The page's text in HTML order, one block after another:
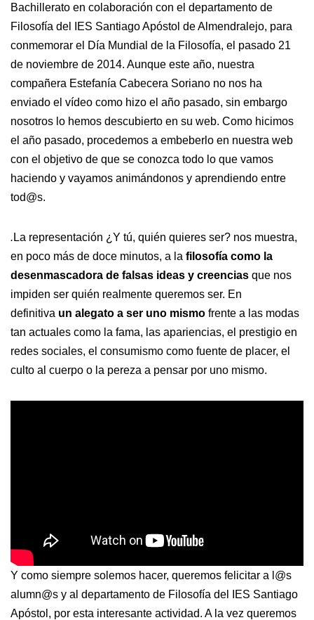
Bachillerato en colaboración con el departamento de
Filosofía del IES Santiago Apóstol de Almendralejo, para
conmemorar el Día Mundial de la Filosofía, el pasado 21
de noviembre de 2014. Aunque este año, nuestra
compañera Estefanía Cabecera Soriano no nos ha
enviado el vídeo como hizo el año pasado, sin embargo
nosotros lo hemos descubierto en su web. Como hicimos
el año pasado, procedemos a embeberlo en nuestra web
con el objetivo de que se conozca todo lo que vamos
haciendo y vayamos animándonos y aprendiendo entre
tod@s.
. La representación ¿Y tú, quién quieres ser? nos muestra,
en poco más de doce minutos, a la filosofía como la
desenmascadora de falsas ideas y creencias que nos
impiden ser quién realmente queremos ser. En
definitiva un alegato a ser uno mismo frente a las modas
tan actuales como la fama, las apariencias, el prestigio en
redes sociales, el consumismo como fuente de placer, el
culto al cuerpo o la pereza a pensar por uno mismo.
Y como siempre solemos hacer, queremos felicitar a l@s
alumn@s y al departamento de Filosofía del IES Santiago
Apóstol, por esta interesante actividad. A la vez queremos